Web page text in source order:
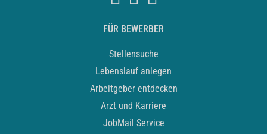
FÜR BEWERBER
Stellensuche
Lebenslauf anlegen
Arbeitgeber entdecken
Arzt und Karriere
JobMail Service